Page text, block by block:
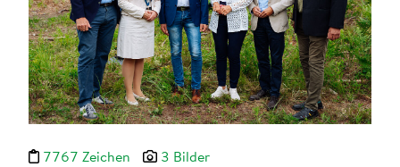
7767 Zeichen 3 Bilder